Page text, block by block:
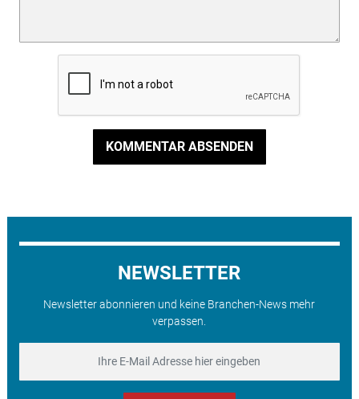
KOMMENTAR ABSENDEN
NEWSLETTER
Newsletter abonnieren und keine Branchen-News mehr
verpassen.